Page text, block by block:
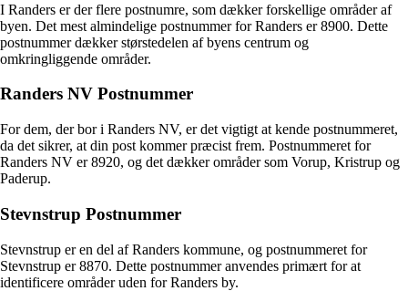
I Randers er der flere postnumre, som dækker forskellige områder af
byen. Det mest almindelige postnummer for Randers er 8900. Dette
postnummer dækker størstedelen af byens centrum og
omkringliggende områder.
Randers NV Postnummer
For dem, der bor i Randers NV, er det vigtigt at kende postnummeret,
da det sikrer, at din post kommer præcist frem. Postnummeret for
Randers NV er 8920, og det dækker områder som Vorup, Kristrup og
Paderup.
Stevnstrup Postnummer
Stevnstrup er en del af Randers kommune, og postnummeret for
Stevnstrup er 8870. Dette postnummer anvendes primært for at
identificere områder uden for Randers by.